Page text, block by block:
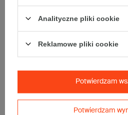
Szary karton klapowy - 1 Sztuka
Wymiary zewnętrzne:
Opakowanie wykonane jest z tektury
650x450x450 mm
• pojemność:125 l
Analityczne pliki cookie
Reklamowe pliki cookie
Potwierdzam
Potwierdzam